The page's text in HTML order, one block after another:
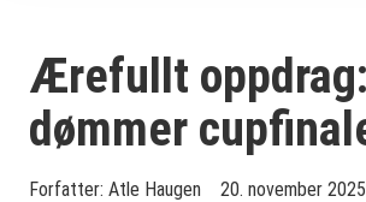
Ærefullt
dømmer
Forfatter: Atle Haugen 20. november 2025